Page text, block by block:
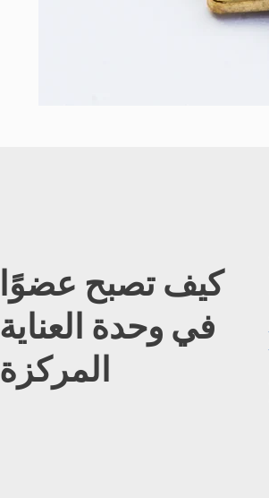
كيف تصبح عضوًا
في وحدة العناية
المركزة